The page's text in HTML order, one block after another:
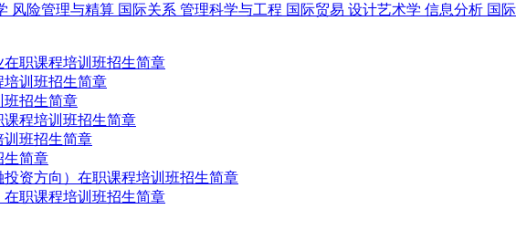
风险管理与精算 国际关系 管理科学与工程 国际贸易 设计艺术学 信息分析 国
职课程培训班招生简章
培训班招生简章
班招生简章
课程培训班招生简章
训班招生简章
生简章
资方向）在职课程培训班招生简章
职课程培训班招生简章